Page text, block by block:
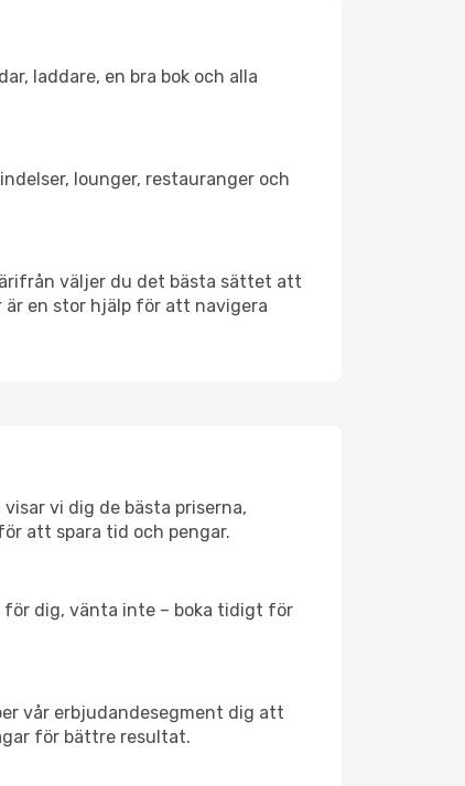
laddare, en bra bok och alla
lounger, restauranger och
väljer du det bästa sättet att
en stor hjälp för att navigera
vi dig de bästa priserna,
att spara tid och pengar.
för dig, vänta inte – boka tidigt för
vår erbjudandesegment dig att
för bättre resultat.